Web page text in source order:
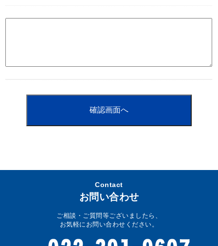
Contact
お問い合わせ
ご相談・ご質問等ございましたら、
お気軽にお問い合わせください。